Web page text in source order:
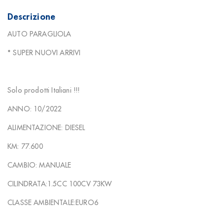
Descrizione
AUTO PARAGLIOLA
* SUPER NUOVI ARRIVI
Solo prodotti Italiani !!!
ANNO: 10/2022
ALIMENTAZIONE: DIESEL
KM: 77.600
CAMBIO: MANUALE
CILINDRATA:1.5CC 100CV 73KW
CLASSE AMBIENTALE:EURO6